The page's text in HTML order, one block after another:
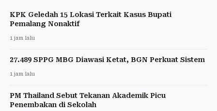
KPK Geledah 15 Lokasi Terkait Kasus Bupati
Pemalang Nonaktif
1 jam lalu
27.489 SPPG MBG Diawasi Ketat, BGN Perkuat Sistem
1 jam lalu
PM Thailand Sebut Tekanan Akademik Picu
Penembakan di Sekolah